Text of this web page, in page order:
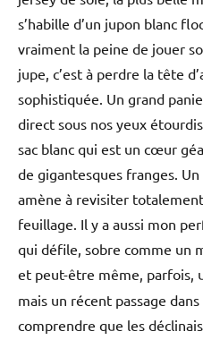
s’habille d’un jupon blanc
vraiment la peine de jouer
jupe, c’est à perdre la tête
sophistiquée. Un grand
direct sous nos yeux
sac blanc qui est un cœur
de gigantesques franges.
amène à revisiter totalement
feuillage. Il y a aussi mon
qui défile, sobre comme un
et peut-être même, parfois,
mais un récent passage
comprendre que les